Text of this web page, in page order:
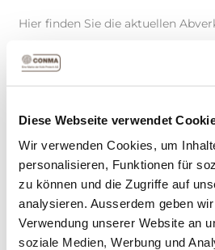
Diese Webseite verwendet
Wir verwenden Cookies, um
personalisieren, Funktionen für
zu können und die Zugriffe auf
analysieren. Ausserdem geben
Verwendung unserer Website an
soziale Medien, Werbung und
Hier finden Sie die aktuellen
begrenzter Stückzahl
Anzeige
pro Seite